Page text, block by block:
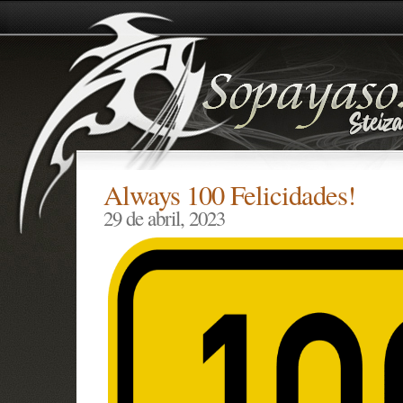
Always 100 Felicidades!
29 de abril, 2023